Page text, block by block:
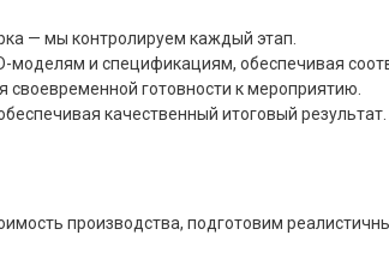
— мы контролируем каждый этап.
и спецификациям, обеспечивая
своевременной готовности к мероприятию.
качественный итоговый результат.
производства, подготовим